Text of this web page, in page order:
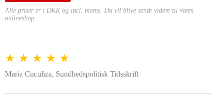
Alle priser er i DKK og incl. moms. Du vil blive sendt videre til vores
onlineshop.
★ ★ ★ ★ ★
Maria Cuculiza, Sundhedspolitisk Tidsskrift